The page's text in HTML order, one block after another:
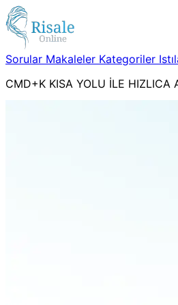
Sorular Makaleler Kategoriler
CMD+K KISA YOLU İLE HIZLICA